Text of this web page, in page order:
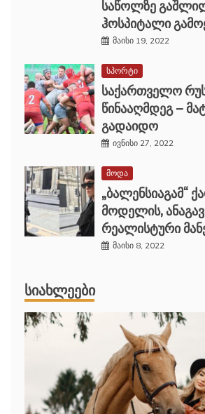
საწოლზე
ჰოსპიტალი
მაისი 19, 2022
სპორტი
საქართველო
წინააღმდეგ –
გადაიდო
ივნისი 27, 2022
მოდა
„ბალენსიაგამ“
მოდელის,
რეალისტური
მაისი 8, 2022
ᲡᲘᲐᲮᲚᲔᲔᲑᲘ